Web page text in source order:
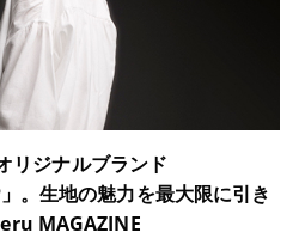
リジナルブランド
。生地の魅力を最大限に引き
MAGAZINE